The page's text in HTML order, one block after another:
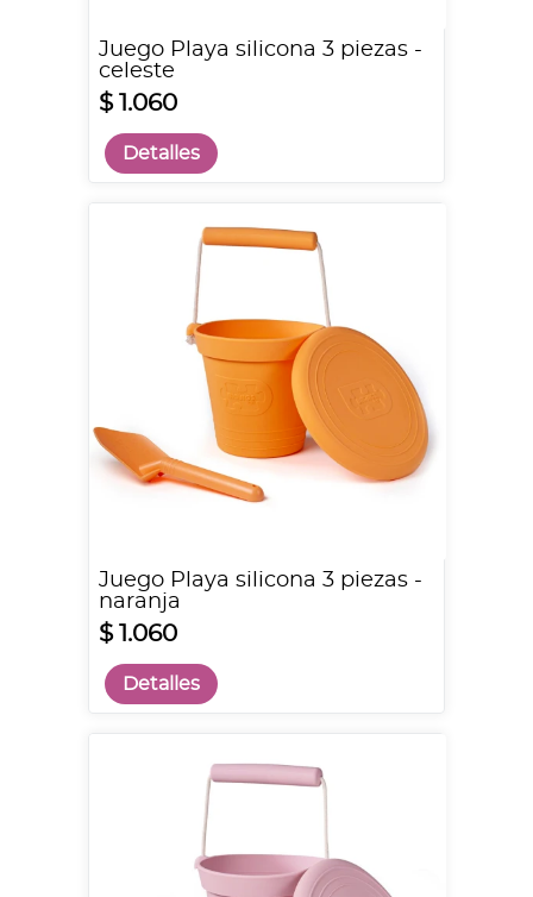
Juego Playa silicona 3 piezas -
celeste
$ 1.060
Detalles
Juego Playa silicona 3 piezas -
naranja
$ 1.060
Detalles